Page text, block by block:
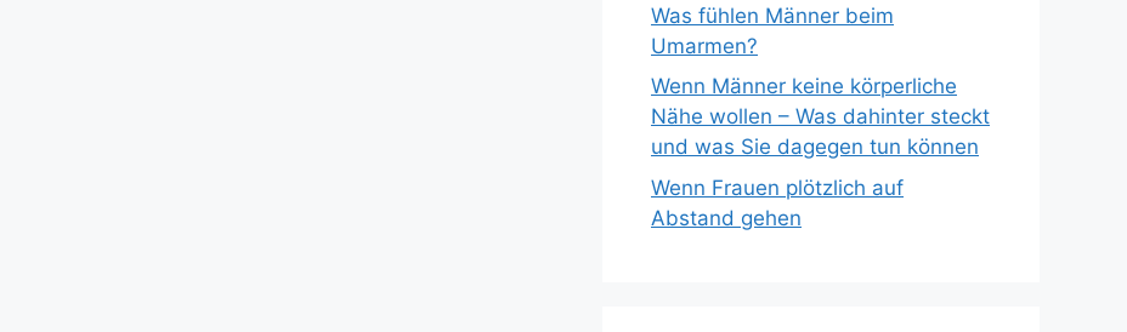
Was fühlen Männer beim
Umarmen?
Wenn Männer keine körperliche
Nähe wollen – Was dahinter steckt
und was Sie dagegen tun können
Wenn Frauen plötzlich auf
Abstand gehen